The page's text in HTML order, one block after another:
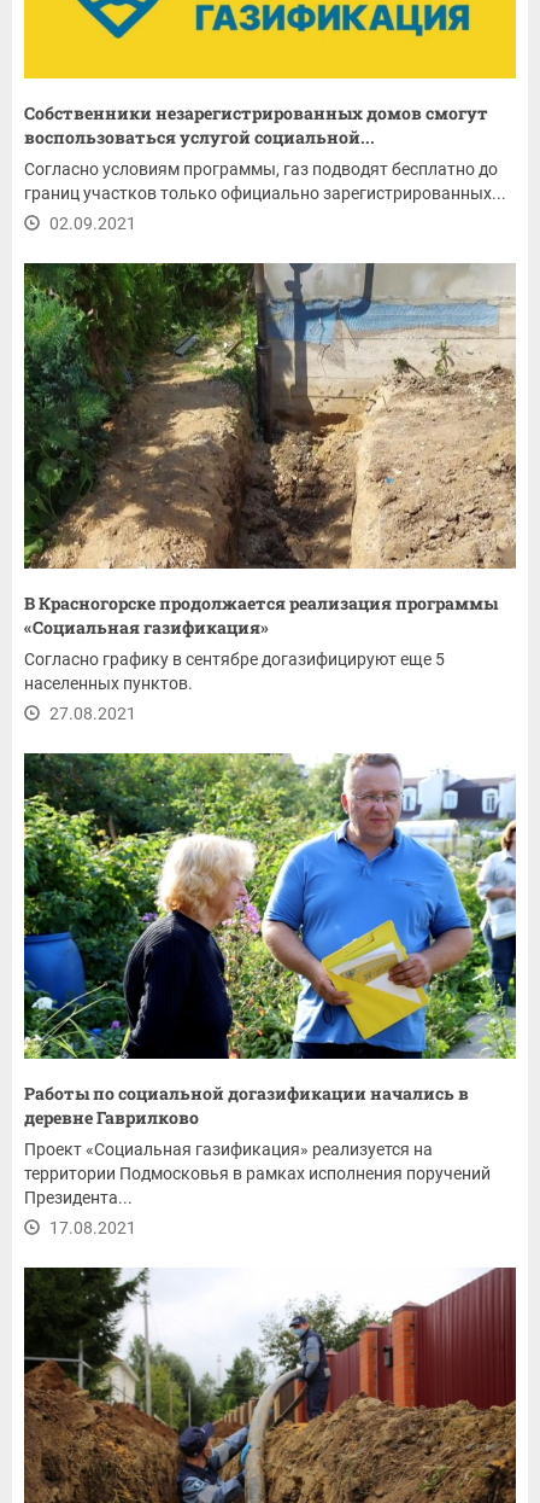
Собственники незарегистрированных домов смогут
воспользоваться услугой социальной...
Согласно условиям программы, газ подводят бесплатно до
границ участков только официально зарегистрированных...
02.09.2021
В Красногорске продолжается реализация программы
«Социальная газификация»
Согласно графику в сентябре догазифицируют еще 5
населенных пунктов.
27.08.2021
Работы по социальной догазификации начались в
деревне Гаврилково
Проект «Социальная газификация» реализуется на
территории Подмосковья в рамках исполнения поручений
Президента...
17.08.2021